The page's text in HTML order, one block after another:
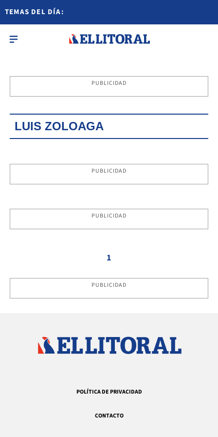
TEMAS DEL DÍA:
PUBLICIDAD
LUIS ZOLOAGA
PUBLICIDAD
PUBLICIDAD
1
PUBLICIDAD
POLÍTICA DE PRIVACIDAD
CONTACTO